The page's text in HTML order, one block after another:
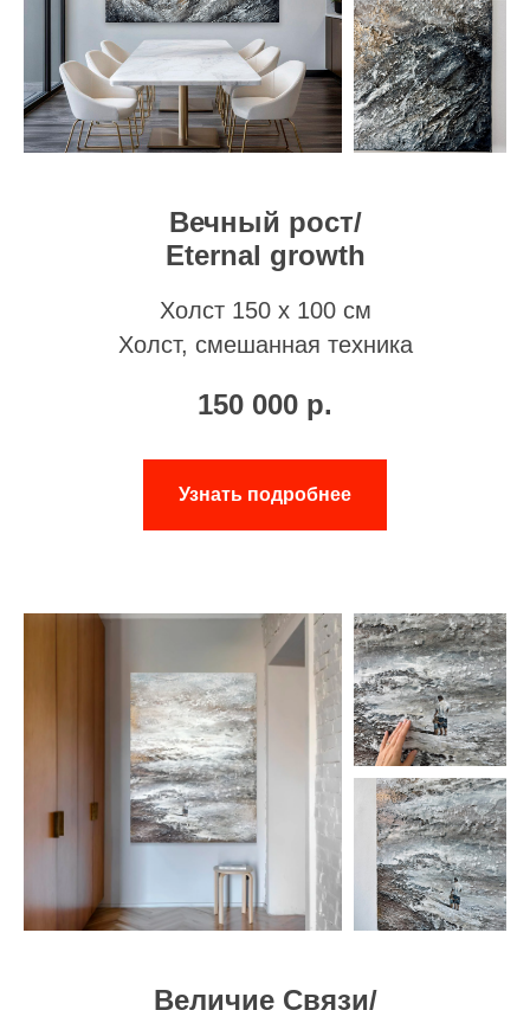
Вечный рост/
Eternal growth
Холст 150 х 100 см
Холст, смешанная техника
150 000 р.
Узнать подробнее
Величие Связи/